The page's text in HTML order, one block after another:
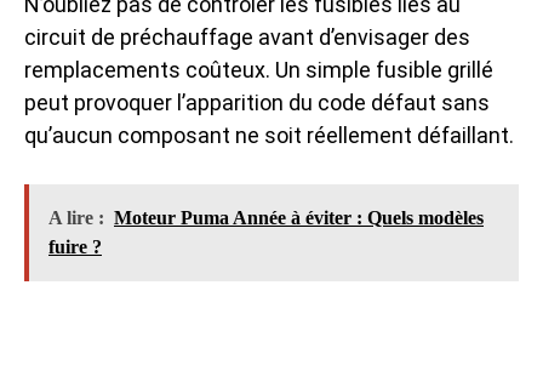
circuit de préchauffage avant d’envisager des
remplacements coûteux. Un simple fusible grillé
peut provoquer l’apparition du code défaut sans
qu’aucun composant ne soit réellement défaillant.
A lire : Moteur Puma Année à éviter : Quels modèles
fuire ?